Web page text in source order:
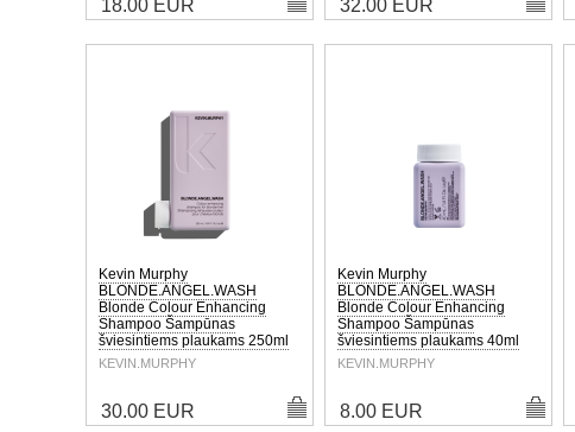
18.00 EUR 32.00 EUR
Kevin Murphy
BLONDE.ANGEL.WASH
Blonde Colour Enhancing
Shampoo Šampūnas
šviesintiems plaukams 250ml
KEVIN.MURPHY
30.00 EUR
Kevin Murphy
BLONDE.ANGEL.WASH
Blonde Colour Enhancing
Shampoo Šampūnas
šviesintiems plaukams 40ml
KEVIN.MURPHY
8.00 EUR